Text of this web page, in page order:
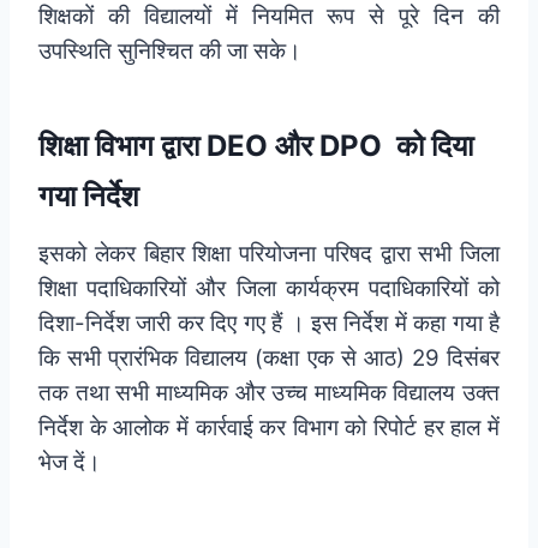
शिक्षकों की विद्यालयों में नियमित रूप से पूरे दिन की
उपस्थिति सुनिश्चित की जा सके।
शिक्षाविभागद्वारा DEO और DPO को दिया
गया निर्देश
इसको लेकरबिहारशिक्षा परियोजना परिषद द्वारा सभी जिला
शिक्षा पदाधिकारियों और जिला कार्यक्रम पदाधिकारियों को
दिशा-निर्देश जारी कर दिए गए हैं । इस निर्देश में कहा गया है
कि सभी प्रारंभिक विद्यालय (कक्षा एक से आठ) 29 दिसंबर
तक तथा सभी माध्यमिक और उच्च माध्यमिक विद्यालय उक्त
निर्देश के आलोक में कार्रवाई कर विभाग को रिपोर्ट हर हाल में
भेज दें।